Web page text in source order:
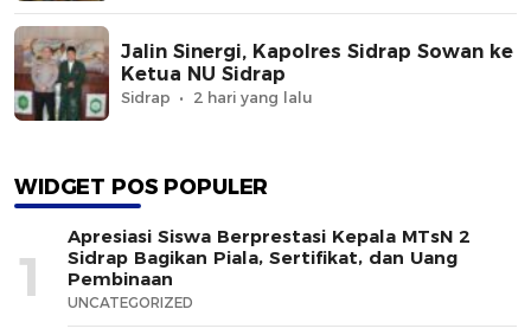
Jalin Sinergi, Kapolres Sidrap Sowan ke
Ketua NU Sidrap
Sidrap 2 hari yang lalu
WIDGET POS POPULER
1
Apresiasi Siswa Berprestasi Kepala MTsN 2
Sidrap Bagikan Piala, Sertifikat, dan Uang
Pembinaan
UNCATEGORIZED